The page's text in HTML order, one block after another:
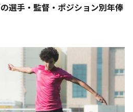
選手・監督・ポジション別年俸